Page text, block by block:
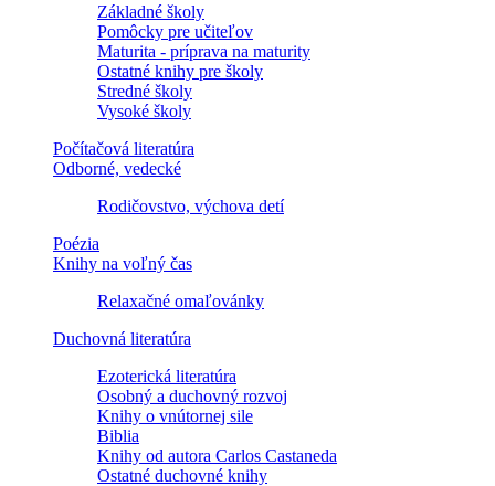
Základné školy
Pomôcky pre učiteľov
Maturita - príprava na maturity
Ostatné knihy pre školy
Stredné školy
Vysoké školy
Počítačová literatúra
Odborné, vedecké
Rodičovstvo, výchova detí
Poézia
Knihy na voľný čas
Relaxačné omaľovánky
Duchovná literatúra
Ezoterická literatúra
Osobný a duchovný rozvoj
Knihy o vnútornej sile
Biblia
Knihy od autora Carlos Castaneda
Ostatné duchovné knihy